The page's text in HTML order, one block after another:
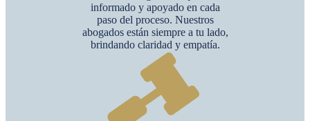
informado y apoyado en cada
paso del proceso. Nuestros
abogados están siempre a tu lado,
brindando claridad y empatía.